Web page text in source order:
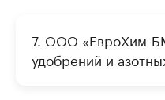
7. ООО «ЕвроХим-
удобрений и